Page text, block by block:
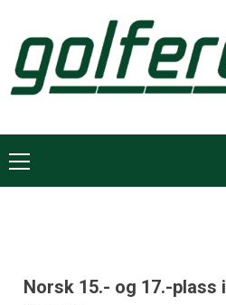
Norsk 15.- og 17.-plass